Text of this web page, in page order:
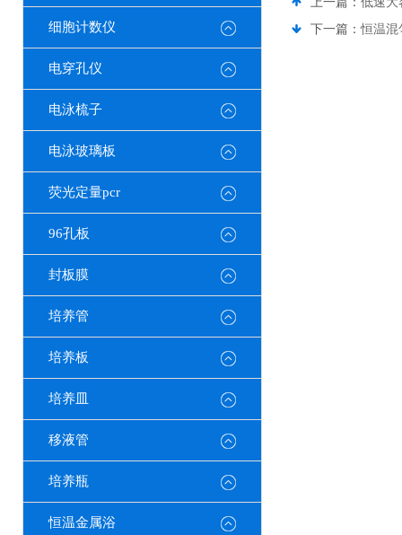
细胞计数仪
电穿孔仪
电泳梳子
电泳玻璃板
荧光定量pcr
96孔板
封板膜
培养管
培养板
培养皿
移液管
培养瓶
恒温金属浴
下一篇：恒温混